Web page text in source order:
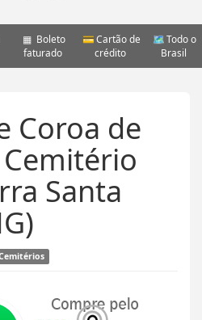
Boleto
faturado
Cartão de
crédito
Todo o
Brasil
Coroa de
Santa